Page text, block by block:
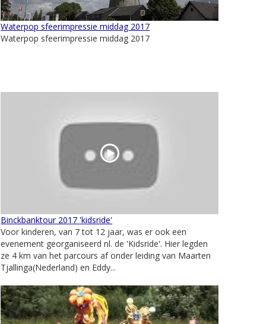
Waterpop sfeerimpressie middag 2017
Waterpop sfeerimpressie middag 2017
Binckbanktour 2017 'kidsride'
Voor kinderen, van 7 tot 12 jaar, was er ook een
evenement georganiseerd nl. de 'Kidsride'. Hier legden
ze 4 km van het parcours af onder leiding van Maarten
Tjallinga(Nederland) en Eddy...